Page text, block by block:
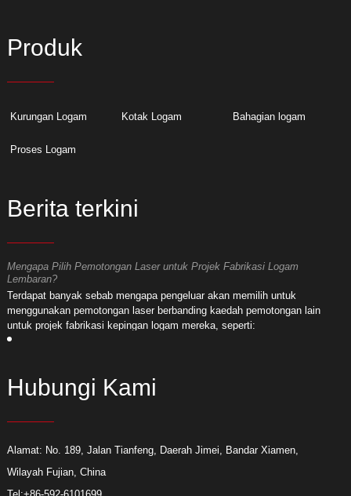
Produk
Kurungan Logam Kotak Logam Bahagian logam
Proses Logam
Berita terkini
Mengapa Pilih Pemotongan Laser untuk Projek Fabrikasi Logam
Lembaran?
Terdapat banyak sebab mengapa pengeluar akan memilih untuk
menggunakan pemotongan laser berbanding kaedah pemotongan lain
untuk projek fabrikasi kepingan logam mereka, seperti:
Hubungi Kami
Alamat: No. 189, Jalan Tianfeng, Daerah Jimei, Bandar Xiamen,
Wilayah Fujian, China